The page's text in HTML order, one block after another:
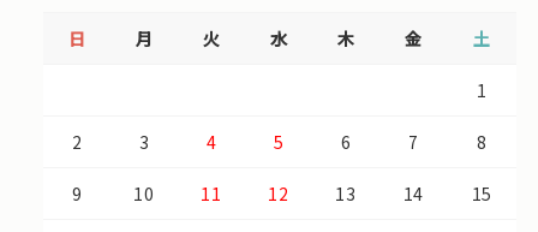
日 月 火 水 木 金 土
1
2 3 4 5 6 7 8
9 10 11 12 13 14 15